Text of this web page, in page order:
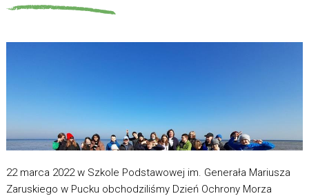
22 marca 2022 w Szkole Podstawowej im. Generała Mariusza
Zaruskiego w Pucku obchodziliśmy Dzień Ochrony Morza